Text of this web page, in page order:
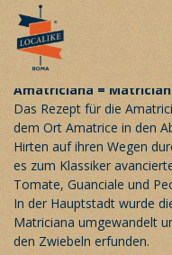
Römische
Speisekarte –
Veröffentlicht am 2. Februar
Amatriciana =
Das Rezept für die
dem Ort Amatrice in den
Hirten auf ihren Wegen
es zum Klassiker
Tomate, Guanciale und
In der Hauptstadt wurde
Matriciana umgewandelt
den Zwiebeln erfunden.